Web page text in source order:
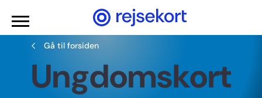
Gå til hovedindhold
Gå til forsiden
Ungdomskort